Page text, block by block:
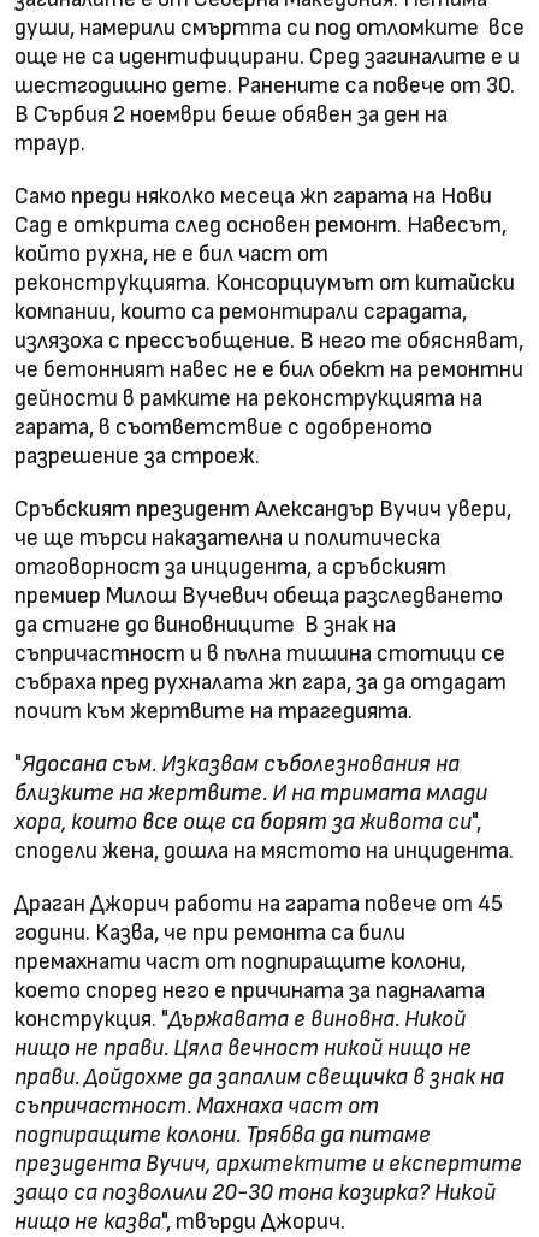
души, намерили смъртта си под отломките все
още не са идентифицирани. Сред загиналите е и
шестгодишно дете. Ранените са повече от 30.
В Сърбия 2 ноември беше обявен за ден на
траур.
Само преди няколко месеца жп гарата на Нови
Сад е открита след основен ремонт. Навесът,
който рухна, не е бил част от
реконструкцията. Консорциумът от китайски
компании, които са ремонтирали сградата,
излязоха с прессъобщение. В него те обясняват,
че бетонният навес не е бил обект на ремонтни
дейности в рамките на реконструкцията на
гарата, в съответствие с одобреното
разрешение за строеж.
Сръбският президент Александър Вучич увери,
че ще търси наказателна и политическа
отговорност за инцидента, а сръбският
премиер Милош Вучевич обеща разследването
да стигне до виновниците В знак на
съпричастност и в пълна тишина стотици се
събраха пред рухналата жп гара, за да отдадат
почит към жертвите на трагедията.
"Ядосана съм. Изказвам съболезнования на
близките на жертвите. И на тримата млади
хора, които все още са борят за живота си",
сподели жена, дошла на мястото на инцидента.
Драган Джорич работи на гарата повече от 45
години. Казва, че при ремонта са били
премахнати част от подпиращите колони,
което според него е причината за падналата
конструкция. "Държавата е виновна. Никой
нищо не прави. Цяла вечност никой нищо не
прави. Дойдохме да запалим свещичка в знак на
съпричастност. Махнаха част от
подпиращите колони. Трябва да питаме
президента Вучич, архитектите и експертите
защо са позволили 20-30 тона козирка? Никой
нищо не казва", твърди Джорич.